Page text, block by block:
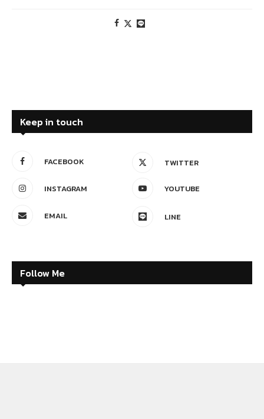
Keep in touch
FACEBOOK TWITTER
INSTAGRAM YOUTUBE
EMAIL LINE
Follow Me